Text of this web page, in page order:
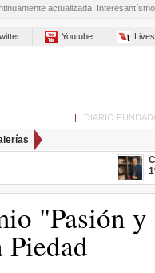
actualizada.
Youtube
| DIARIO
"Pasión